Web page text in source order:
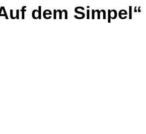
dem Simpel“